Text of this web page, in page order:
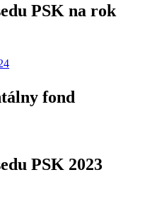
PSK na rok
fond
PSK 2023